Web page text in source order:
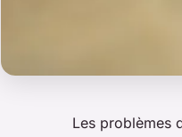
Les problèmes